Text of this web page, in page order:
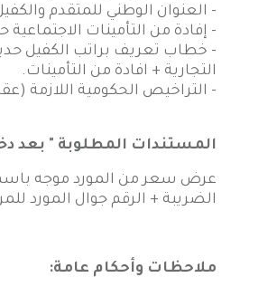
- العنوان الوطني للمتقدم
- إفادة من التأمينات الاجتماعية
- خطاب تعريف براتب الكفيل
التجارية + افادة من التأمينات.
- التراخيص الحكومية اللازمة
المستندات المطلوبة " بعد
عرض سعر من المورد موجه باسم
الضريبة + الرقم جوال المورد
ملاحظات وأحكام عامة: